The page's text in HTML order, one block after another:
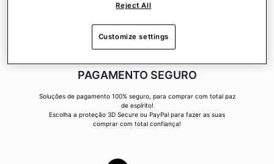
PAGAMENTO SEGURO
Soluções de pagamento 100% seguro, para comprar com total paz
de espírito!
Escolha a proteção 3D Secure ou PayPal para fazer as suas
comprar com total confiança!
Reject All
Customize settings